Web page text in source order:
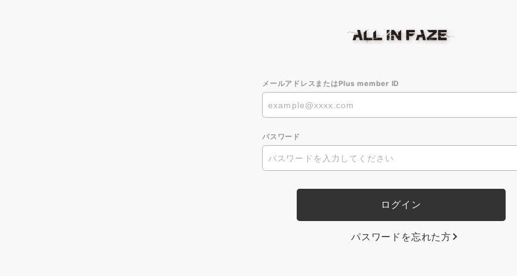
メールアドレスまたはPlus member ID
パスワード
パスワードを忘れた方